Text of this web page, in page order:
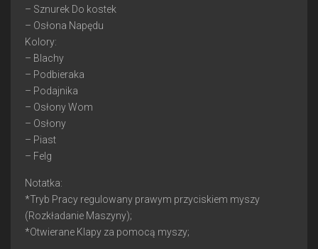
– Sznurek Do kostek
– Osłona Napędu
Kolory:
– Blachy
– Podbieraka
– Podajnika
– Osłony Wom
– Osłony
– Piast
– Felg
Notatka:
*Tryb Pracy regulowany prawym przyciskiem myszy
(Rozkładanie Maszyny);
*Otwierane Klapy za pomocą myszy;